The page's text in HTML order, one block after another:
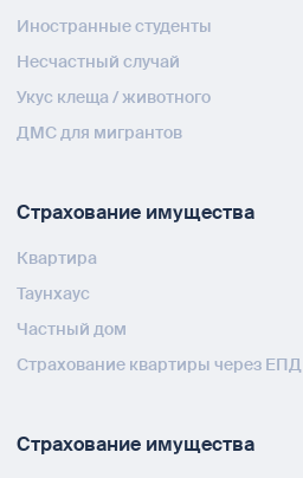
Иностранные студенты
Несчастный случай
Укус клеща / животного
ДМС для мигрантов
Страхование имущества
Квартира
Таунхаус
Частный дом
Страхование квартиры через ЕПД
Страхование имущества